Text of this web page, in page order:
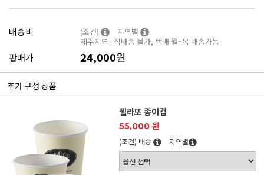
배송비 (조건)
지역별
제주지역 : 직배송 불가, 택배 월~목 배송가능
판매가 24,000원
추가 구성 상품
젤라또 종이컵
55,000 원
(조건) 배송 지역별